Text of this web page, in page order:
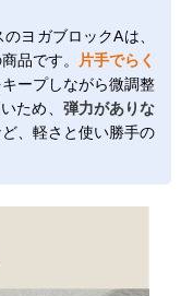
ヨガブロックAは、
品です。
片手でらく
ープしながら微調整
ため、 弾力がありな
ど、軽さと使い勝手の